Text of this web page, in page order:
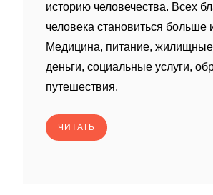
историю человечества. Всех
человека становиться больше
Медицина, питание, жилищные
деньги, социальные услуги,
путешествия.
ЧИТАТЬ